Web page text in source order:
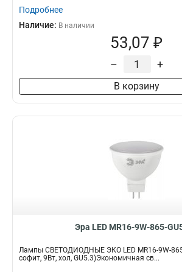
Подробнее
Наличие: В наличии
53,07 ₽
– +
В корзину
Эра LED MR16-9W-865-
Лампы СВЕТОДИОДНЫЕ ЭКО LED MR16-9W-
софит, 9Вт, хол, GU5.3)Экономичная св...